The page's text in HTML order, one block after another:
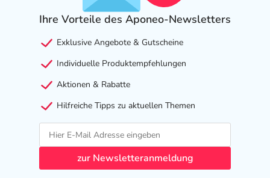
Ihre Vorteile des Aponeo-Newsletters
Exklusive Angebote & Gutscheine
Individuelle Produktempfehlungen
Aktionen & Rabatte
Hilfreiche Tipps zu aktuellen Themen
zur Newsletteranmeldung